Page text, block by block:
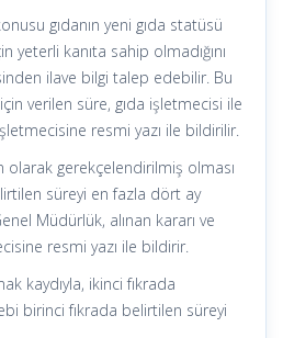
gıdanın yeni gıda statüsü
yeterli kanıta sahip olmadığını
ilave bilgi talep edebilir. Bu
verilen süre, gıda işletmecisi ile
resmi yazı ile bildirilir.
olarak gerekçelendirilmiş olması
süreyi en fazla dört ay
Müdürlük, alınan kararı ve
resmi yazı ile bildirir.
kaydıyla, ikinci fıkrada
birinci fıkrada belirtilen süreyi